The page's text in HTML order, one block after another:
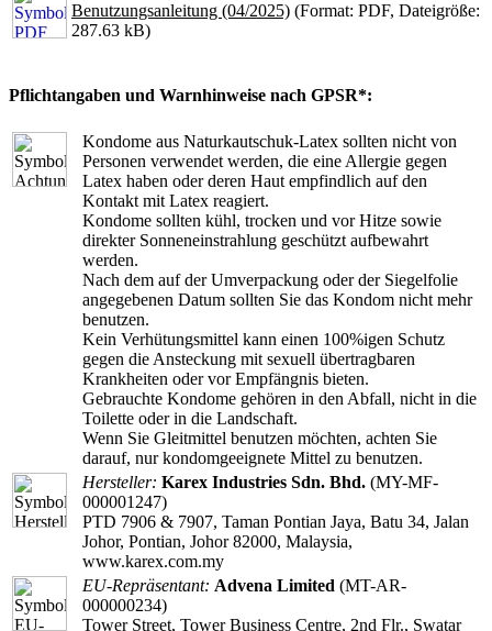
Benutzungsanleitung (04/2025) (Format: PDF, Dateigröße:
287.63 kB)
Pflichtangaben und Warnhinweise nach GPSR*:
Kondome aus Naturkautschuk-Latex sollten nicht von
Personen verwendet werden, die eine Allergie gegen
Latex haben oder deren Haut empfindlich auf den
Kontakt mit Latex reagiert.
Kondome sollten kühl, trocken und vor Hitze sowie
direkter Sonneneinstrahlung geschützt aufbewahrt
werden.
Nach dem auf der Umverpackung oder der Siegelfolie
angegebenen Datum sollten Sie das Kondom nicht mehr
benutzen.
Kein Verhütungsmittel kann einen 100%igen Schutz
gegen die Ansteckung mit sexuell übertragbaren
Krankheiten oder vor Empfängnis bieten.
Gebrauchte Kondome gehören in den Abfall, nicht in die
Toilette oder in die Landschaft.
Wenn Sie Gleitmittel benutzen möchten, achten Sie
darauf, nur kondomgeeignete Mittel zu benutzen.
Hersteller: Karex Industries Sdn. Bhd. (MY-MF-
000001247)
PTD 7906 & 7907, Taman Pontian Jaya, Batu 34, Jalan
Johor, Pontian, Johor 82000, Malaysia,
www.karex.com.my
EU-Repräsentant: Advena Limited (MT-AR-
000000234)
Tower Street, Tower Business Centre, 2nd Flr., Swatar